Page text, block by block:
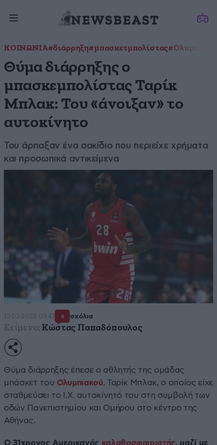
ΚΟΙΝΩΝΙΑ#διάρρηξη#μπασκετμπολίστας
Θύμα διάρρηξης ο
μπασκεμπολίστας Ταρίκ
Μπλακ: Του «άνοιξαν» το
αυτοκίνητο
Του άρπαξαν ένα σακίδιο που περιείχε χρήματα
και προσωπικά αντικείμενα
13·02·2023 09:41 4 σχόλια
Κείμενο: Κώστας Παπαδόπουλος
Θύμα διάρρηξης έπεσε ο αθλητής της ομάδας
μπάσκετ του Ολυμπιακού, Ταρίκ Μπλακ, ο οποίος είχε
σταθμεύσει το Ι.Χ. αυτοκίνητό του στη συμβολή των
οδών Πανεπιστημίου και Ομήρου στο κέντρο της
Αθήνας.
Ο 31χρονος Αμερικανός καλαθοσφαιριστής, μαζί με